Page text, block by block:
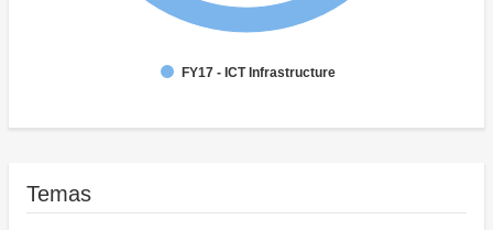
FY17 - ICT Infrastructure
Temas